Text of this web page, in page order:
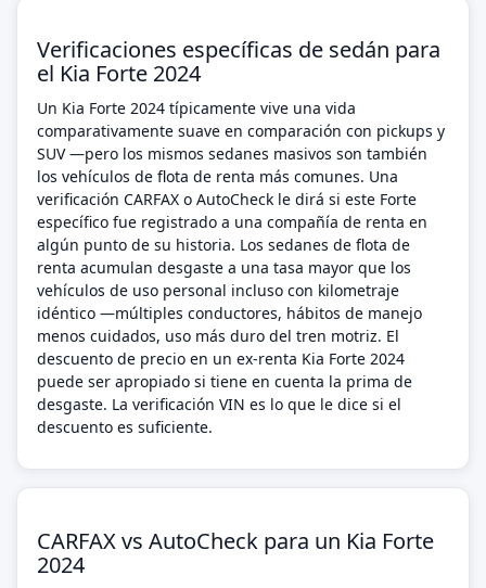
Verificaciones específicas de sedán para
el Kia Forte 2024
Un Kia Forte 2024 típicamente vive una vida
comparativamente suave en comparación con pickups y
SUV —pero los mismos sedanes masivos son también
los vehículos de flota de renta más comunes. Una
verificación CARFAX o AutoCheck le dirá si este Forte
específico fue registrado a una compañía de renta en
algún punto de su historia. Los sedanes de flota de
renta acumulan desgaste a una tasa mayor que los
vehículos de uso personal incluso con kilometraje
idéntico —múltiples conductores, hábitos de manejo
menos cuidados, uso más duro del tren motriz. El
descuento de precio en un ex-renta Kia Forte 2024
puede ser apropiado si tiene en cuenta la prima de
desgaste. La verificación VIN es lo que le dice si el
descuento es suficiente.
CARFAX vs AutoCheck para un Kia Forte
2024